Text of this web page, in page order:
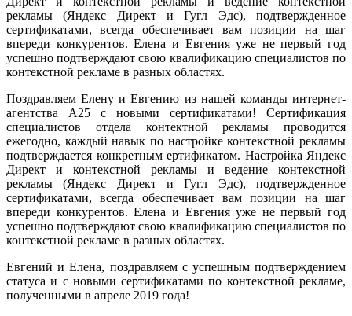
рекламы (Яндекс Директ и Гугл Эдс), подтвержденное
сертификатами, всегда обеспечивает вам позиции на шаг
впереди конкурентов. Елена и Евгения уже не первый год
успешно подтверждают свою квалификацию специалистов по
контекстной рекламе в разных областях.
Поздравляем Елену и Евгению из нашей команды интернет-
агентства А25 с новыми сертификатами! Сертификация
специалистов отдела контектной рекламы проводится
ежегодно, каждый навык по настройке контекстной рекламы
подтверждается конкретным ертификатом. Настройка Яндекс
Директ и контекстной рекламы и ведение контекстной
рекламы (Яндекс Директ и Гугл Эдс), подтвержденное
сертификатами, всегда обеспечивает вам позиции на шаг
впереди конкурентов. Елена и Евгения уже не первый год
успешно подтверждают свою квалификацию специалистов по
контекстной рекламе в разных областях.
Евгений и Елена, поздравляем с успешным подтверждением
статуса и с новыми сертификатами по контекстной рекламе,
полученными в апреле 2019 года!